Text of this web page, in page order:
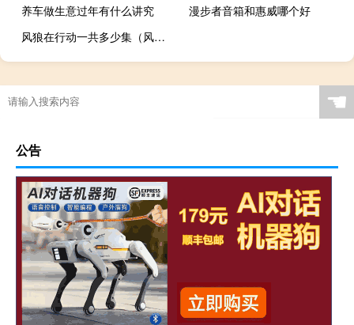
养车做生意过年有什么讲究
漫步者音箱和惠威哪个好
风狼在行动一共多少集（风狼在行动）
☚
公告